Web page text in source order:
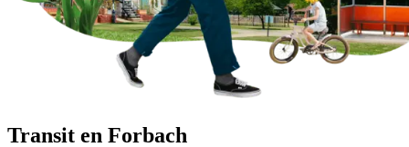
Transit en Forbach